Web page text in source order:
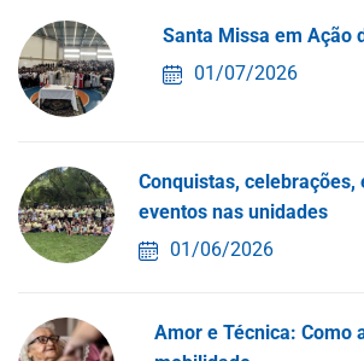
Santa Missa em Ação
01/07/2026
Conquistas,
eventos nas unidades
01/06/2026
Amor e Técnica: Como